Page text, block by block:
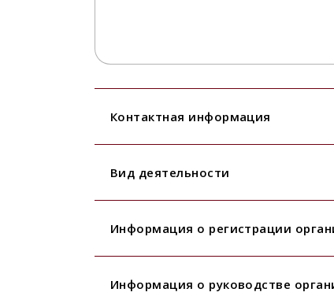
Контактная информация
Вид деятельности
Информация о регистрации
Информация о руководстве